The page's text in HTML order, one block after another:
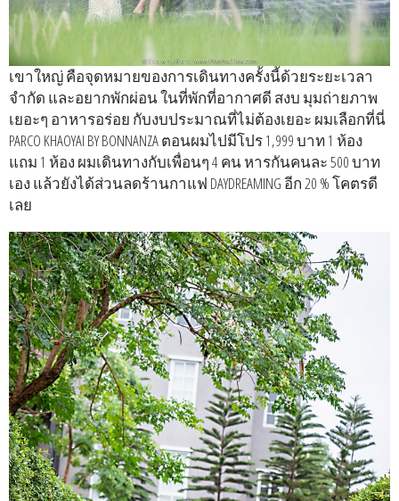
เขาใหญ่ คือจุดหมายของการเดินทางครั้งนี้ด้วยระยะเวลา
จำกัด และอยากพักผ่อน ในที่พักที่อากาศดี สงบ มุมถ่ายภาพ
เยอะๆ อาหารอร่อย กับงบประมาณที่ไม่ต้องเยอะ ผมเลือกที่นี่
PARCO KHAOYAI BY BONNANZA ตอนผมไปมีโปร 1,999 บาท 1 ห้อง
แถม 1 ห้อง ผมเดินทางกับเพื่อนๆ 4 คน หารกันคนละ 500 บาท
เอง แล้วยังได้ส่วนลดร้านกาแฟ DAYDREAMING อีก 20 % โคตรดี
เลย